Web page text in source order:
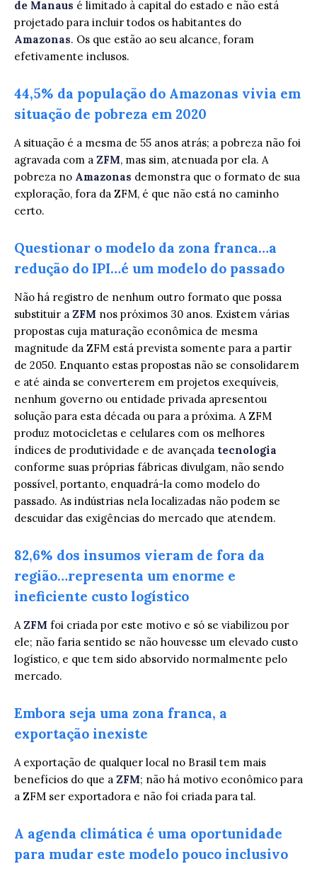
de Manaus é limitado à capital do estado e não está
projetado para incluir todos os habitantes do
Amazonas. Os que estão ao seu alcance, foram
efetivamente inclusos.
44,5% da população do Amazonas vivia em
situação de pobreza em 2020
A situação é a mesma de 55 anos atrás; a pobreza não foi
agravada com a ZFM, mas sim, atenuada por ela. A
pobreza no Amazonas demonstra que o formato de sua
exploração, fora da ZFM, é que não está no caminho
certo.
Questionar o modelo da zona franca…a
redução do IPI…é um modelo do passado
Não há registro de nenhum outro formato que possa
substituir a ZFM nos próximos 30 anos. Existem várias
propostas cuja maturação econômica de mesma
magnitude da ZFM está prevista somente para a partir
de 2050. Enquanto estas propostas não se consolidarem
e até ainda se converterem em projetos exequíveis,
nenhum governo ou entidade privada apresentou
solução para esta década ou para a próxima. A ZFM
produz motocicletas e celulares com os melhores
índices de produtividade e de avançada tecnologia
conforme suas próprias fábricas divulgam, não sendo
possível, portanto, enquadrá-la como modelo do
passado. As indústrias nela localizadas não podem se
descuidar das exigências do mercado que atendem.
82,6% dos insumos vieram de fora da
região…representa um enorme e
ineficiente custo logístico
AZFM foi criada por este motivo e só se viabilizou por
ele; não faria sentido se não houvesse um elevado custo
logístico, e que tem sido absorvido normalmente pelo
mercado.
Embora seja uma zona franca, a
exportação inexiste
A exportação de qualquer local no Brasil tem mais
benefícios do que a ZFM; não há motivo econômico para
a ZFM ser exportadora e não foi criada para tal.
A agenda climática é uma oportunidade
para mudar este modelo pouco inclusivo